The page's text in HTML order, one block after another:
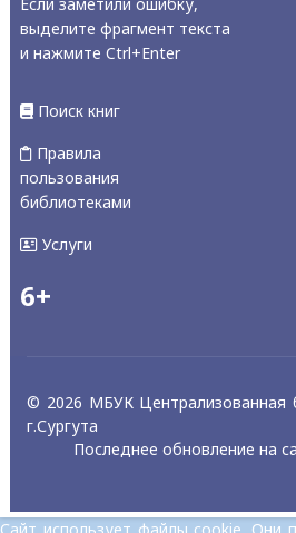
выделите фрагмент текста
и нажмите Ctrl+Enter
Поиск книг
Правила
пользования
библиотеками
Услуги
6+
© 2026 МБУК Централизованная
г.Сургута
Последнее обновление на